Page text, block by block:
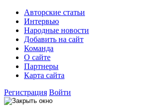
Авторские статьи
Интервью
Народные новости
Добавить на сайт
Команда
О сайте
Партнеры
Карта сайта
Регистрация Войти